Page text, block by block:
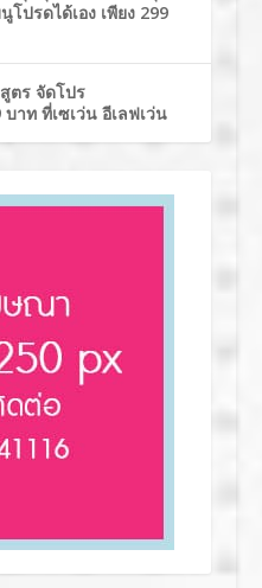
โปรดได้เอง เพียง 299
ตร จัดโปร
บาท ที่เซเว่น อีเลฟเว่น